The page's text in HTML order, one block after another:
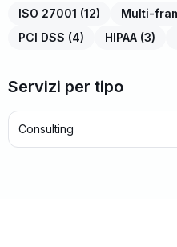
ISO 27001 (12) Multi-
PCI DSS (4) HIPAA (3)
Servizi per tipo
Consulting